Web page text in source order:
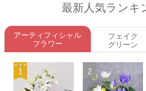
最新人気ランキ
アーティフィシャル
フラワー
フェイク
グリーン